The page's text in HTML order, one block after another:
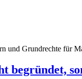
und Grundrechte für